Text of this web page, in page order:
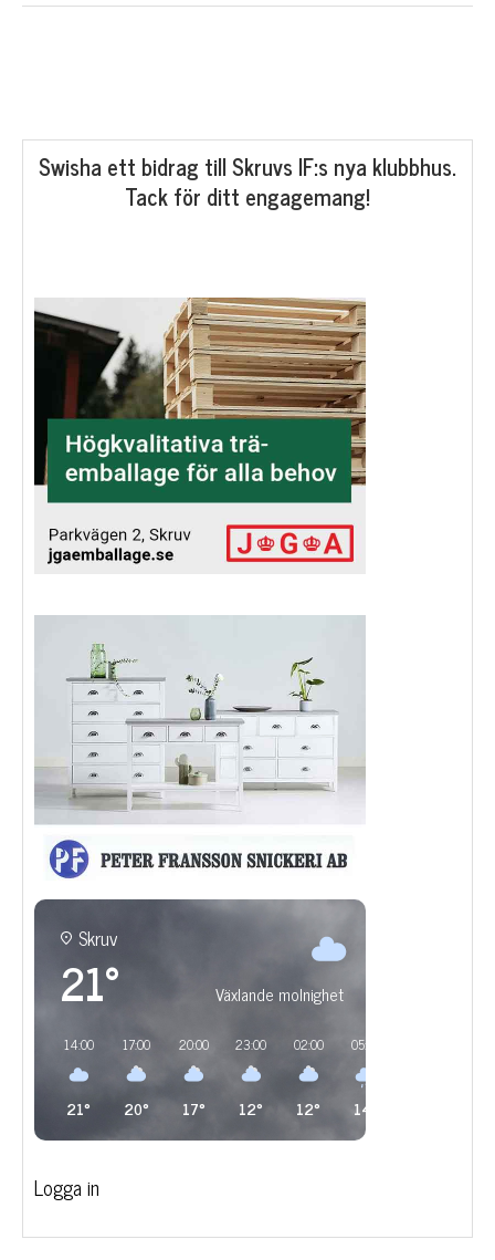
Swisha ett bidrag till Skruvs IF:s nya klubbhus.
Tack för ditt engagemang!
Skruv
21° Växlande molnighet
14:00
21°
17:00
20°
20:00
17°
23:00
12°
02:00
12°
05:00
14°
Logga in